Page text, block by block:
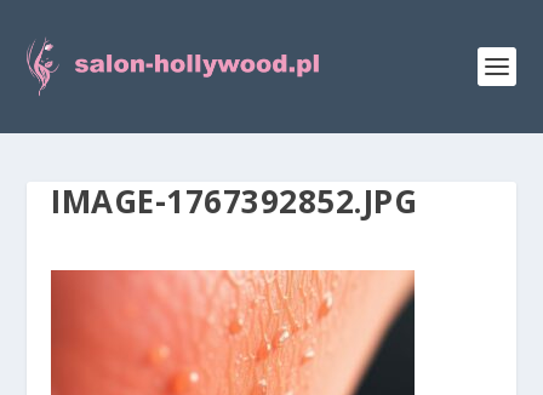
IMAGE-1767392852.JPG